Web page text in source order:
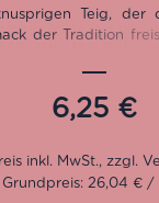
Teig, der
der Tradition
Vanillesoße, oder
mit dem
Laktosefrei und
6,25 €
Grundpreis: 26,04 € /